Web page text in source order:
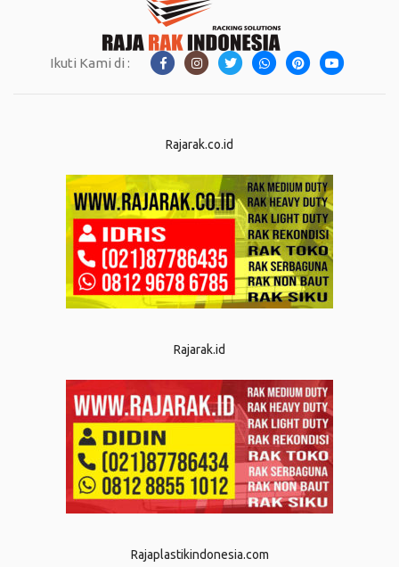
Ikuti Kami di :
Rajarak.co.id
Rajarak.id
Rajaplastikindonesia.com